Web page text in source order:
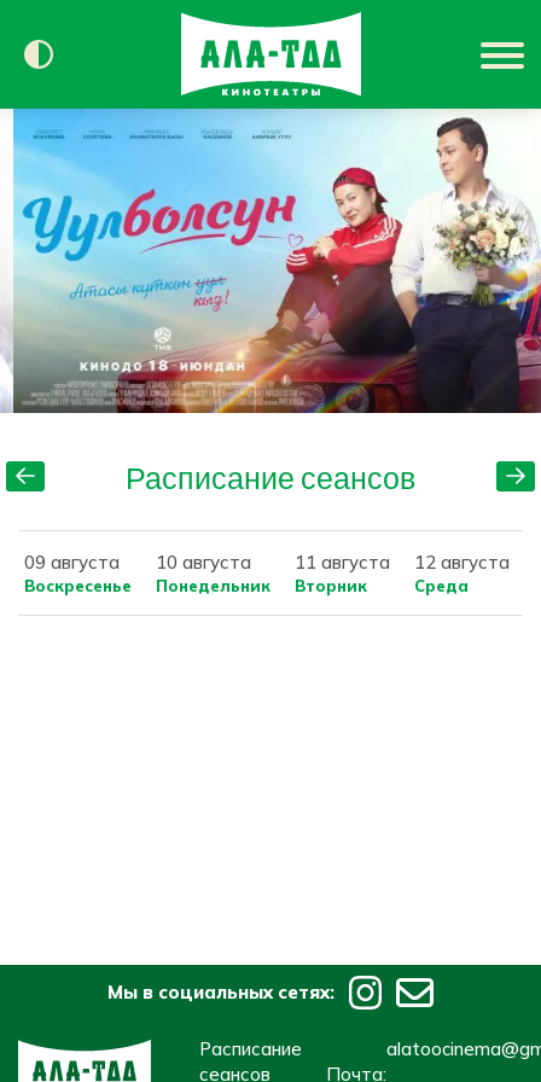
Сегодня в кино
Расписание
Контакты
Расписание сеансов
09 августа
Воскресенье
10 августа
Понедельник
11 августа
Вторник
12 августа
Среда
Мы в социальных сетях:
Расписание
сеансов
Почта: